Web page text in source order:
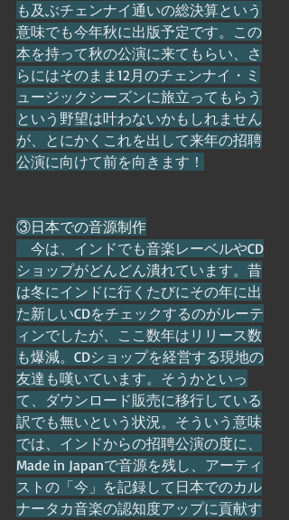
も及ぶチェンナイ通いの総決算という
意味でも今年秋に出版予定です。この
本を持って秋の公演に来てもらい、さ
らにはそのまま12月のチェンナイ・ミ
ュージックシーズンに旅立ってもらう
という野望は叶わないかもしれません
が、とにかくこれを出して来年の招聘
公演に向けて前を向きます！
③日本での音源制作
今は、インドでも音楽レーベルやCD
ショップがどんどん潰れています。昔
は冬にインドに行くたびにその年に出
た新しいCDをチェックするのがルーテ
ィンでしたが、ここ数年はリリース数
も爆減。CDショップを経営する現地の
友達も嘆いています。そうかといっ
て、ダウンロード販売に移行している
訳でも無いという状況。そういう意味
では、インドからの招聘公演の度に、
Made in Japanで音源を残し、アーティ
ストの「今」を記録して日本でのカル
ナータカ音楽の認知度アップに貢献す